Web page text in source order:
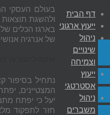
בעולם העסקי
ולהשגת תוצאות
בארגז הכלים של
של אנרגיה
נתחיל בסיפור
המצטיינים,
יעל כי יפתח
חזר לתפקוד
דף הבית
ייעוץ ארגוני
ניהול
שינויים
וצמיחה
ייעוץ
אסטרטגי
ניהול
משברים